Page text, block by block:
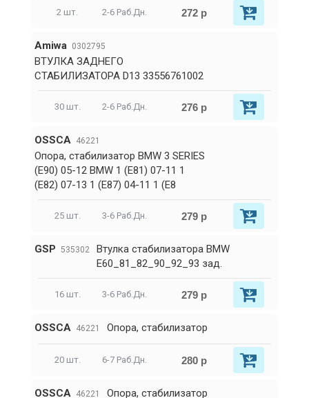
2 шт. 2-6 Раб.Дн. 272 р
Amiwa 0302795
ВТУЛКА ЗАДНЕГО
СТАБИЛИЗАТОРА D13 33556761002
30 шт. 2-6 Раб.Дн. 276 р
OSSCA 46221
Опора, стабилизатор BMW 3 SERIES
(E90) 05-12 BMW 1 (E81) 07-11 1
(E82) 07-13 1 (E87) 04-11 1 (E8
25 шт. 3-6 Раб.Дн. 279 р
GSP 535302
Втулка стабилизатора BMW
E60_81_82_90_92_93 зад.
16 шт. 3-6 Раб.Дн. 279 р
OSSCA 46221 Опора, стабилизатор
20 шт. 6-7 Раб.Дн. 280 р
OSSCA 46221 Опора, стабилизатор